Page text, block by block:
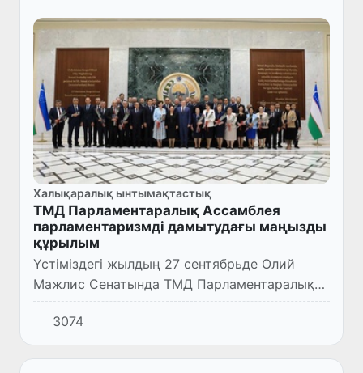
Халықаралық ынтымақтастық
ТМД Парламентаралық Ассамблея
парламентаризмді дамытудағы маңызды
құрылым
Үстіміздегі жылдың 27 сентябрьде Олий
Мажлис Сенатында ТМД Парламентаралық
Ассамблеясы Кеңесінің қаулысымен аталмыш
ұйымының құрылғанының 30 жылдығына
орай марапатталған Сенат мүше...
3074